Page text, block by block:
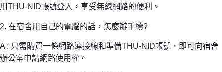
用THU-NID帳號登入，享受無線網路的便利。
2. 在宿舍用自己的電腦的話，怎麼辦手續?
A : 只需購買一條網路連接線和準備THU-NID帳號，即可向宿舍
辦公室申請網路使用權。